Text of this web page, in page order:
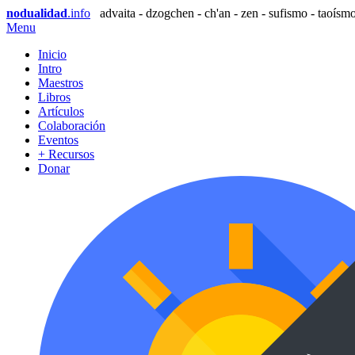
nodualidad.info
advaita - dzogchen - ch'an - zen - sufismo -
Menu
Inicio
Intro
Maestros
Libros
Artículos
Colaboración
Eventos
+ Recursos
Donar